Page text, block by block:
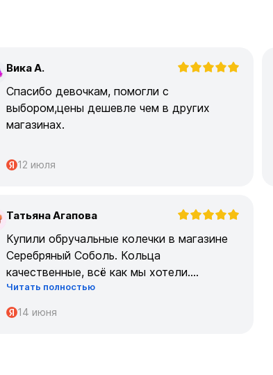
Вика А.
Спасибо девочкам, помогли с
выбором,цены дешевле чем в других
магазинах.
12 июля
Татьяна Агапова
Купили обручальные колечки в магазине
Серебряный Соболь. Кольца
качественные, всё как мы хотели.
Огромрое спасибо персоналу за работу с
нами!
Спасибо
Читать полностью
14 июня